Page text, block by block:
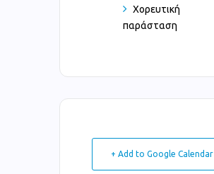
Χορευτική
παράσταση
+ Add to Google Calendar